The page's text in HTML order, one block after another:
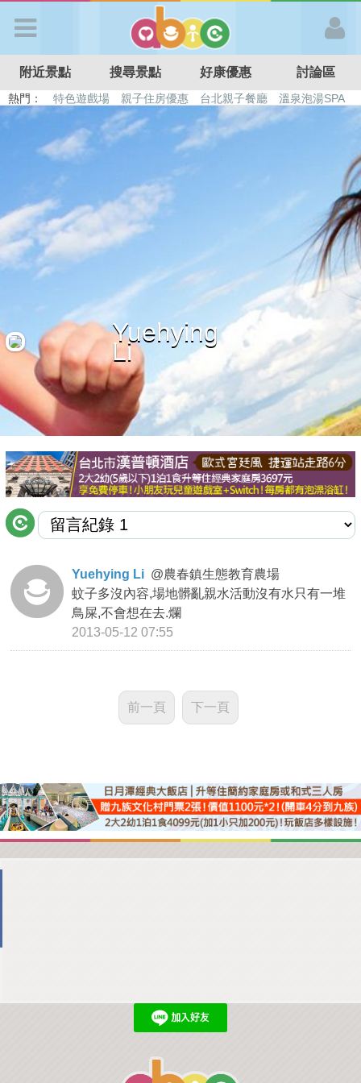
APP登入
首 頁
搜尋景點
好康優惠
最新留言
商家合作
推薦景點
討論區
聯絡我們
APP下載
附近景點 搜尋景點 好康優惠 討論區
熱門： 特色遊戲場 親子住房優惠 台北親子餐廳
溫泉泡湯SPA
溜滑梯民宿
觀光工廠 日本親子景點
Yuehying
Li
Yuehying Li @農春鎮生態教育農場
蚊子多沒內容,場地髒亂親水活動沒有水只有一堆
鳥屎,不會想在去.爛
2013-05-12 07:55
前一頁 下一頁